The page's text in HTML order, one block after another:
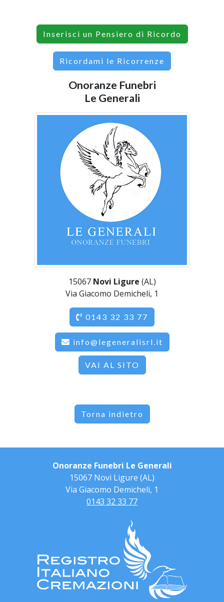
Inserisci un Pensiero di Ricordo
Ricordami le Ricorrenze
Onoranze Funebri
Le Generali
15067 Novi Ligure (AL)
Via Giacomo Demicheli, 1
0143 32 33 77
info@legeneralisrl.it
VAI AL SITO
Torna indietro
Onoranze Funebri Le Generali
15067 Novi Ligure (AL)
Via Giacomo Demicheli, 1
0143 32 33 77